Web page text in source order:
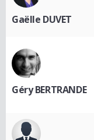
Gaëlle DUVET
Géry BERTRANDE